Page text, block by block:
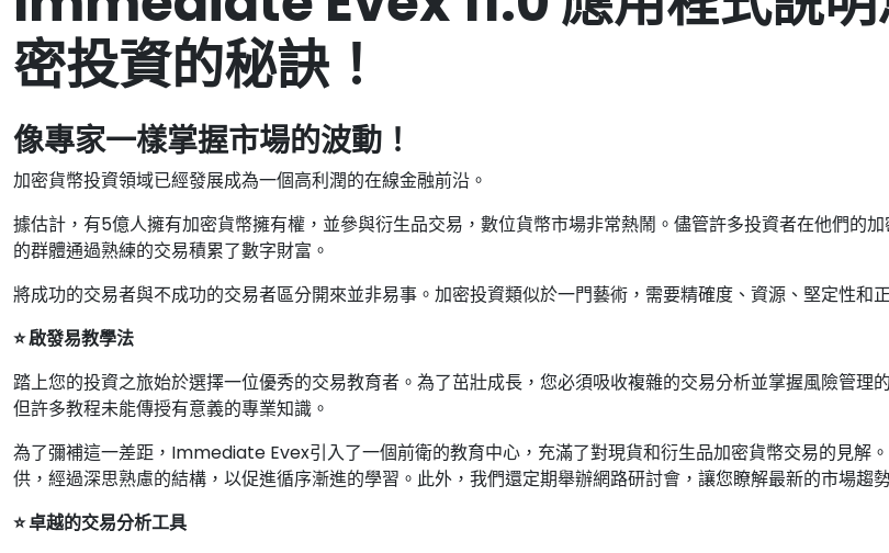
密投資的秘訣！
像專家一樣掌握市場的波動！
加密貨幣投資領域已經發展成為一個高利潤的在線金融前沿。
據估計，有5億人擁有加密貨幣擁有權，並參與衍生品交易，數位貨幣市場非常熱鬧。儘管許多投資者在他們的
的群體通過熟練的交易積累了數字財富。
將成功的交易者與不成功的交易者區分開來並非易事。加密投資類似於一門藝術，需要精確度、資源、堅定性和
⭐ 啟發易教學法
踏上您的投資之旅始於選擇一位優秀的交易教育者。為了茁壯成長，您必須吸收複雜的交易分析並掌握風險管理
但許多教程未能傳授有意義的專業知識。
為了彌補這一差距，Immediate Evex引入了一個前衛的教育中心，充滿了對現貨和衍生品加密貨幣交易的見解
供，經過深思熟慮的結構，以促進循序漸進的學習。此外，我們還定期舉辦網路研討會，讓您瞭解最新的市場趨
⭐ 卓越的交易分析工具